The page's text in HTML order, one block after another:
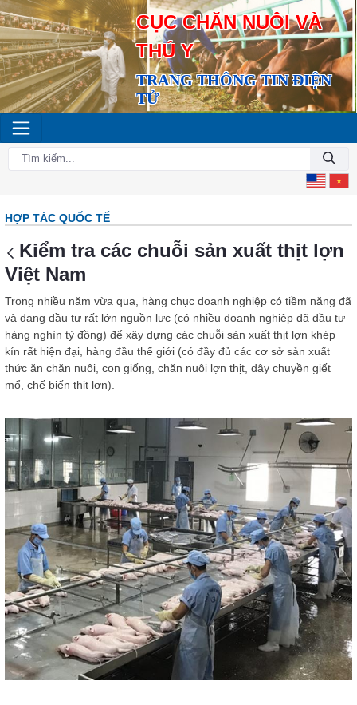
CỤC CHĂN NUÔI VÀ
THÚ Y
TRANG THÔNG TIN ĐIỆN
TỬ
HỢP TÁC QUỐC TẾ
Kiểm tra các chuỗi sản xuất thịt lợn
Việt Nam
Trong nhiều năm vừa qua, hàng chục doanh nghiệp có tiềm năng đã
và đang đầu tư rất lớn nguồn lực (có nhiều doanh nghiệp đã đầu tư
hàng nghìn tỷ đồng) để xây dựng các chuỗi sản xuất thịt lợn khép
kín rất hiện đại, hàng đầu thế giới (có đầy đủ các cơ sở sản xuất
thức ăn chăn nuôi, con giống, chăn nuôi lợn thịt, dây chuyền giết
mổ, chế biến thịt lợn).